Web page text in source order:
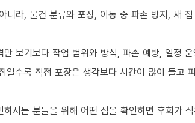
니라, 물건 분류와 포장, 이동 중 파손 방지, 새
보기보다 작업 범위와 방식, 파손 예방, 일정
일수록 직접 포장은 생각보다 시간이 많이 들고
시는 분들을 위해 어떤 점을 확인하면 후회가